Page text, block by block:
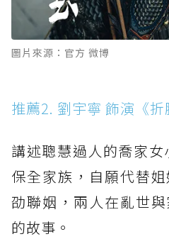
圖片來源：官方 微博
推薦2. 劉宇寧 飾演《
講述聰慧過人的喬家
保全家族，自願代替
劭聯姻，兩人在亂世
的故事。